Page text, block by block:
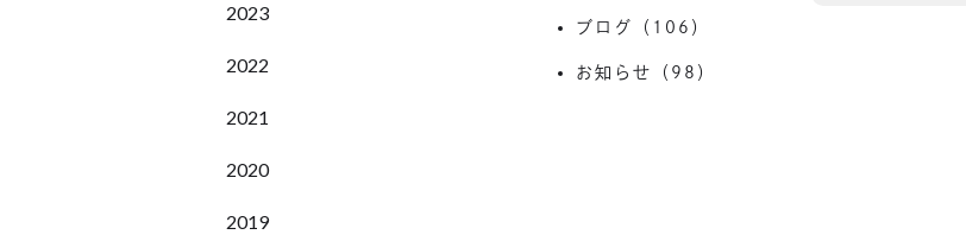
2023
2022
2021
2020
2019
ブログ（106）
お知らせ（98）